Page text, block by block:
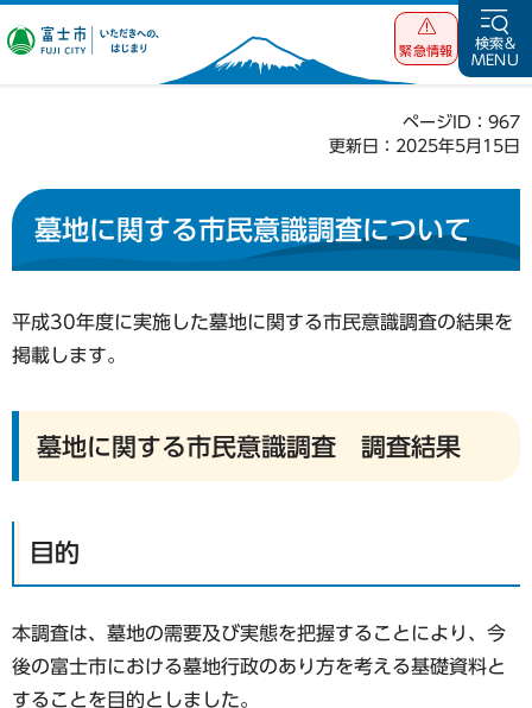
富士市 いただ
緊急情報
検索&
MENU
ページID：967
更新日：2025年5月15日
墓地に関する市民意識調査について
平成30年度に実施した墓地に関する市民意識調査の結果を
掲載します。
墓地に関する市民意識調査 調査結果
目的
本調査は、墓地の需要及び実態を把握することにより、今
後の富士市における墓地行政のあり方を考える基礎資料と
することを目的としました。